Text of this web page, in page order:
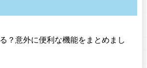
？意外に便利な機能をまとめまし